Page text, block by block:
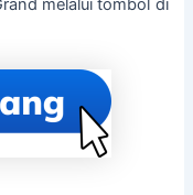
melalui tombol di